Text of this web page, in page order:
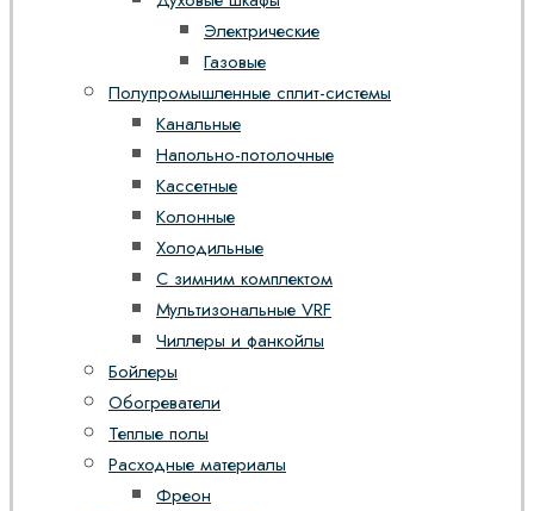
Электрические
Газовые
Полупромышленные сплит-системы
Канальные
Напольно-потолочные
Кассетные
Колонные
Холодильные
С зимним комплектом
Мультизональные VRF
Чиллеры и фанкойлы
Бойлеры
Обогреватели
Теплые полы
Расходные материалы
Фреон